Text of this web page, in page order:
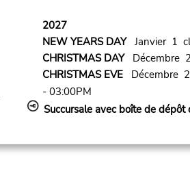
2027
NEW YEARS DAYJanvier 1
CHRISTMAS DAYDécembre
CHRISTMAS EVEDécembre
- 03:00PM
Succursale avec boîte de dépôt